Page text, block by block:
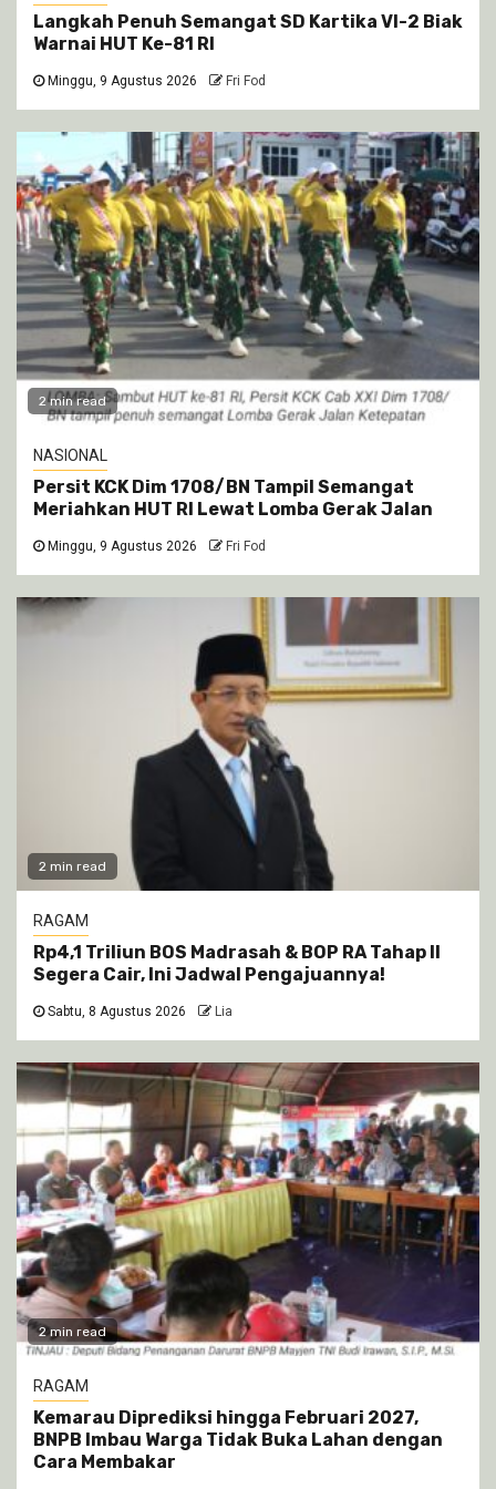
Langkah Penuh Semangat SD Kartika VI-2 Biak
Warnai HUT Ke-81 RI
Minggu, 9 Agustus 2026 Fri Fod
2 min read
NASIONAL
Persit KCK Dim 1708/BN Tampil Semangat
Meriahkan HUT RI Lewat Lomba Gerak Jalan
Minggu, 9 Agustus 2026 Fri Fod
2 min read
RAGAM
Rp4,1 Triliun BOS Madrasah & BOP RA Tahap II
Segera Cair, Ini Jadwal Pengajuannya!
Sabtu, 8 Agustus 2026 Lia
2 min read
RAGAM
Kemarau Diprediksi hingga Februari 2027,
BNPB Imbau Warga Tidak Buka Lahan dengan
Cara Membakar